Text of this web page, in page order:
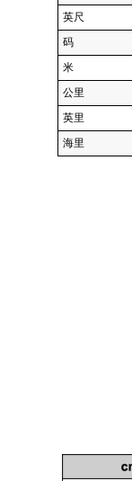
英尺
码
米
公里
英里
海里